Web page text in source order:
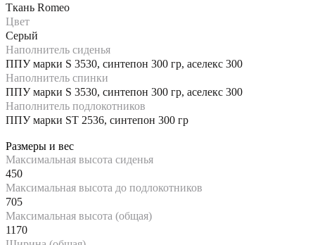
Ткань Romeo
Цвет
Серый
Наполнитель сиденья
ППУ марки S 3530, синтепон 300 гр, аселекс 300
Наполнитель спинки
ППУ марки S 3530, синтепон 300 гр, аселекс 300
Наполнитель подлокотников
ППУ марки ST 2536, синтепон 300 гр
Размеры и вес
Максимальная высота сиденья
450
Максимальная высота до подлокотников
705
Максимальная высота (общая)
1170